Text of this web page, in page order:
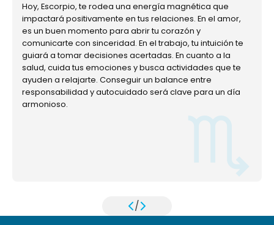
Hoy, Escorpio, te rodea una energía magnética que
impactará positivamente en tus relaciones. En el amor,
es un buen momento para abrir tu corazón y
comunicarte con sinceridad. En el trabajo, tu intuición te
guiará a tomar decisiones acertadas. En cuanto a la
salud, cuida tus emociones y busca actividades que te
ayuden a relajarte. Conseguir un balance entre
responsabilidad y autocuidado será clave para un día
armonioso.
/